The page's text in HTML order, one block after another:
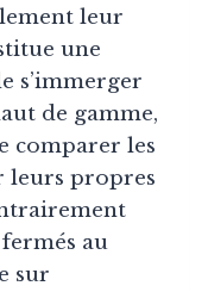
leur
une
s’immerger
de gamme,
comparer les
leurs propres
au
sur